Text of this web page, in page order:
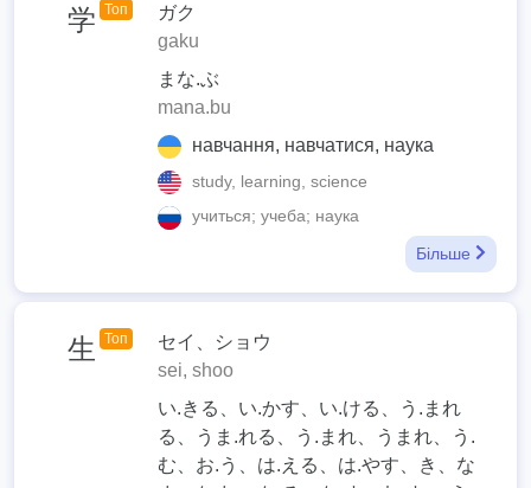
学 Топ
ガク
gaku
まな.ぶ
mana.bu
навчання, навчатися, наука
study, learning, science
учиться; учеба; наука
Більше
生 Топ
セイ、ショウ
sei, shoo
い.きる、い.かす、い.ける、う.まれ
る、うま.れる、う.まれ、うまれ、う.
む、お.う、は.える、は.やす、き、な